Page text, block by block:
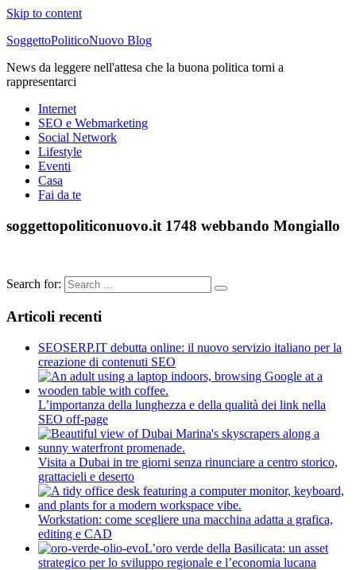
Skip to content
SoggettoPoliticoNuovo Blog
News da leggere nell'attesa che la buona politica torni a
rappresentarci
Internet
SEO e Webmarketing
Social Network
Lifestyle
Eventi
Casa
Fai da te
soggettopoliticonuovo.it 1748 webbando Mongiallo
Search for:
Articoli recenti
SEOSERP.IT debutta online: il nuovo servizio italiano per la
creazione di contenuti SEO
L’importanza della lunghezza e della qualità dei link nella
SEO off-page
Visita a Dubai in tre giorni senza rinunciare a centro storico,
grattacieli e deserto
Workstation: come scegliere una macchina adatta a grafica,
editing e CAD
L’oro verde della Basilicata: un asset
strategico per lo sviluppo regionale e l’economia lucana